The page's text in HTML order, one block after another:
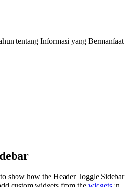
tentang Informasi yang Bermanfaat
show how the Header Toggle Sidebar
custom widgets from the widgets in